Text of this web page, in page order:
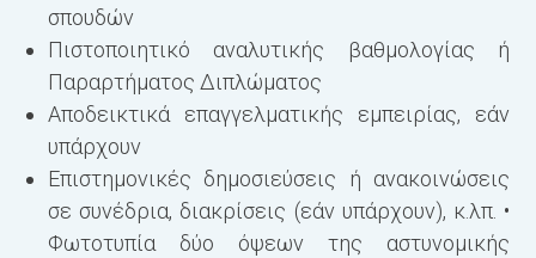
σπουδών
Πιστοποιητικό αναλυτικής βαθμολογίας ή
Παραρτήματος Διπλώματος
Αποδεικτικά επαγγελματικής εμπειρίας, εάν
υπάρχουν
Επιστημονικές δημοσιεύσεις ή ανακοινώσεις
σε συνέδρια, διακρίσεις (εάν υπάρχουν), κ.λπ. •
Φωτοτυπία δύο όψεων της αστυνομικής